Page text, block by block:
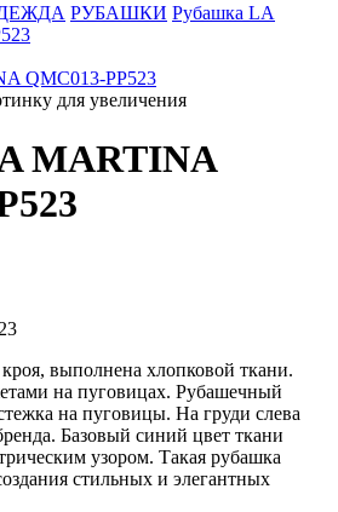
РУБАШКИ Рубашка LA
для увеличения
MARTINA
выполнена хлопковой ткани.
на пуговицах. Рубашечный
на пуговицы. На груди слева
Базовый синий цвет ткани
узором. Такая рубашка
стильных и элегантных